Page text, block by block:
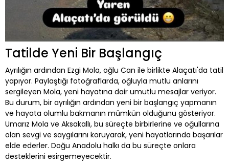
Tatilde Yeni Bir Başlangıç
Ayrılığın ardından Ezgi Mola, oğlu Can ile birlikte Alaçatı'da tatil
yapıyor. Paylaştığı fotoğraflarda, oğluyla mutlu anlarını
sergileyen Mola, yeni hayatına dair umutlu mesajlar veriyor.
Bu durum, bir ayrılığın ardından yeni bir başlangıç yapmanın
ve hayata olumlu bakmanın mümkün olduğunu gösteriyor.
Umarız Mola ve Aksakallı, bu süreçte birbirlerine ve oğullarına
olan sevgi ve saygılarını koruyarak, yeni hayatlarında başarılar
elde ederler. Doğu Anadolu halkı da bu süreçte onlara
desteklerini esirgemeyecektir.